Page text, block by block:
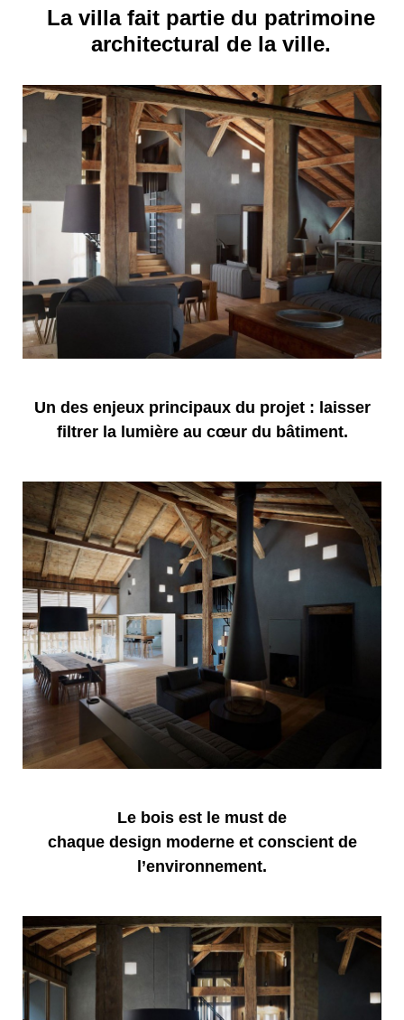
La villa fait partie du patrimoine
architectural de la ville.
Un des enjeux principaux du projet : laisser
filtrer la lumière au cœur du bâtiment.
Le bois est le must de
chaque design moderne et conscient de
l’environnement.